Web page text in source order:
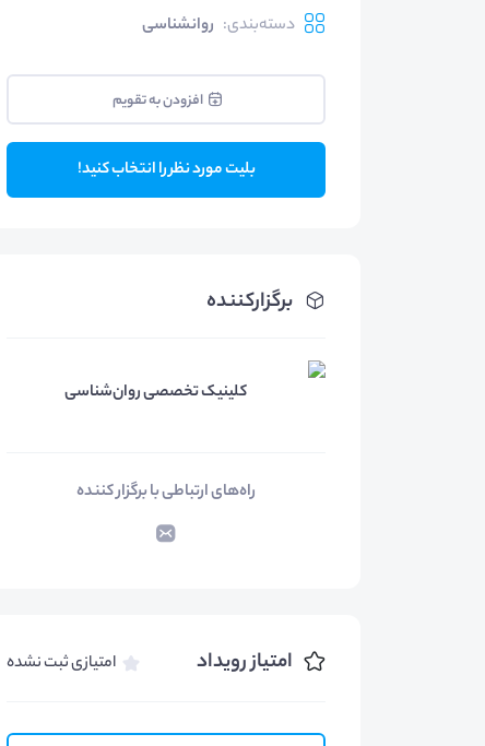
دسته‌بندی: روانشناسی
افزودن به تقویم
بلیت مورد نظر را انتخاب کنید!
برگزارکننده
کلینیک تخصصی روان‌شناسی
راه‌های ارتباطی با برگزار کننده
امتیاز رویداد امتیازی ثبت نشده